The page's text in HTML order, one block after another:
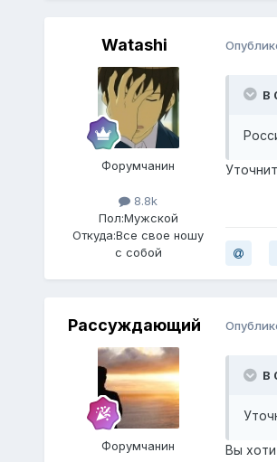
Watashi
Форумчанин
8.8k
Пол:Мужской
Откуда:Все свое ношу
с собой
В
Рассуждающий
Форумчанин
В
Вы